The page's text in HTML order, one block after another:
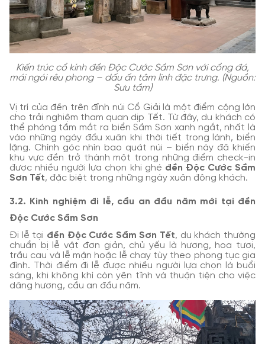
Kiến trúc cổ kính đền Độc Cước Sầm Sơn với cổng đá,
mái ngói rêu phong – dấu ấn tâm linh đặc trưng. (Nguồn:
Sưu tầm)
Vị trí của đền trên đỉnh núi Cổ Giải là một điểm cộng lớn
cho trải nghiệm tham quan dịp Tết. Từ đây, du khách có
thể phóng tầm mắt ra biển Sầm Sơn xanh ngắt, nhất là
vào những ngày đầu xuân khi thời tiết trong lành, biển
lặng. Chính góc nhìn bao quát núi – biển này đã khiến
khu vực đền trở thành một trong những điểm check-in
được nhiều người lựa chọn khi ghé đền Độc Cước Sầm
Sơn Tết, đặc biệt trong những ngày xuân đông khách.
3.2. Kinh nghiệm đi lễ, cầu an đầu năm mới tại đền
Độc Cước Sầm Sơn
Đi lễ tại đền Độc Cước Sầm Sơn Tết, du khách thường
chuẩn bị lễ vật đơn giản, chủ yếu là hương, hoa tươi,
trầu cau và lễ mặn hoặc lễ chay tùy theo phong tục gia
đình. Thời điểm đi lễ được nhiều người lựa chọn là buổi
sáng, khi không khí còn yên tĩnh và thuận tiện cho việc
dâng hương, cầu an đầu năm.